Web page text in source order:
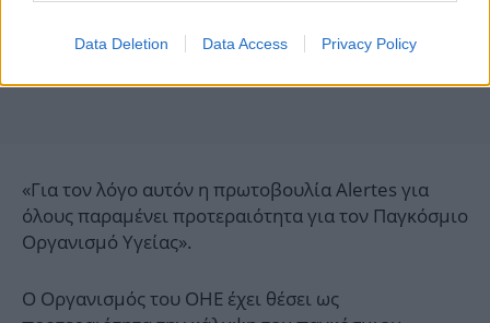
Data Deletion Data Access Privacy Policy
«Για τον λόγο αυτόν η πρωτοβουλία Alertes για
όλους παραμένει προτεραιότητα για τον Παγκόσμιο
Οργανισμό Υγείας».
Ο Οργανισμός του ΟΗΕ έχει θέσει ως